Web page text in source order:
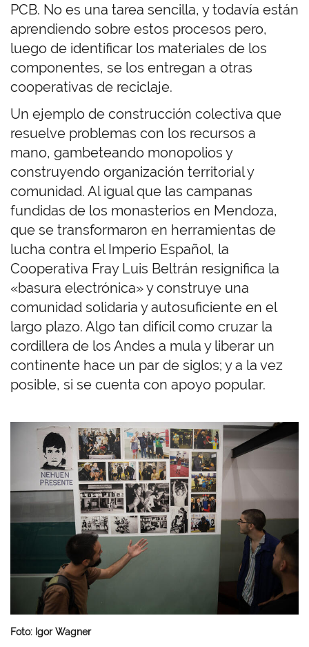
PCB. No es una tarea sencilla, y todavía están
aprendiendo sobre estos procesos pero,
luego de identificar los materiales de los
componentes, se los entregan a otras
cooperativas de reciclaje.
Un ejemplo de construcción colectiva que
resuelve problemas con los recursos a
mano, gambeteando monopolios y
construyendo organización territorial y
comunidad. Al igual que las campanas
fundidas de los monasterios en Mendoza,
que se transformaron en herramientas de
lucha contra el Imperio Español, la
Cooperativa Fray Luis Beltrán resignifica la
«basura electrónica» y construye una
comunidad solidaria y autosuficiente en el
largo plazo. Algo tan difícil como cruzar la
cordillera de los Andes a mula y liberar un
continente hace un par de siglos; y a la vez
posible, si se cuenta con apoyo popular.
Foto: Igor Wagner